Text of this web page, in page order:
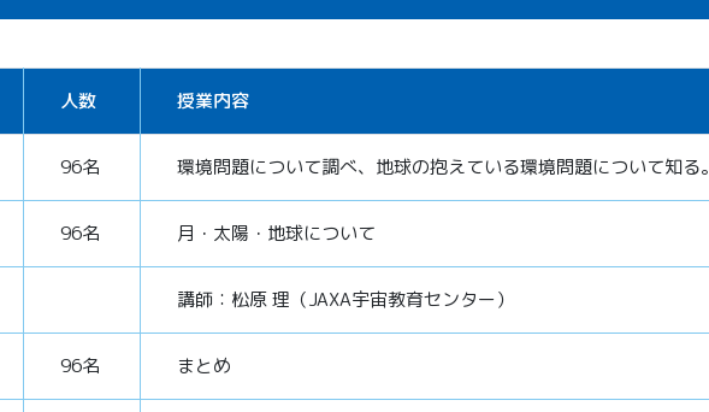
人数 授業内容
96名 環境問題について調べ、地球の抱えている環境問題について知る。
96名 月・太陽・地球について
講師：松原 理（JAXA宇宙教育センター）
96名 まとめ